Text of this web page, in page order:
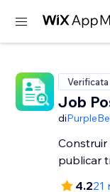
Verificata
Job
di
Construir
publicar
4.221